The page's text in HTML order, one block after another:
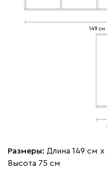
Размеры: Длина 149 см х
Высота 75 см